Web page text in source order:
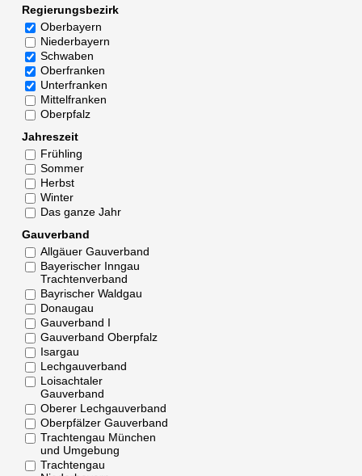
Regierungsbezirk
Oberbayern
Niederbayern
Schwaben
Oberfranken
Unterfranken
Mittelfranken
Oberpfalz
Jahreszeit
Frühling
Sommer
Herbst
Winter
Das ganze Jahr
Gauverband
Allgäuer Gauverband
Bayerischer Inngau
Trachtenverband
Bayrischer Waldgau
Donaugau
Gauverband I
Gauverband Oberpfalz
Isargau
Lechgauverband
Loisachtaler
Gauverband
Oberer Lechgauverband
Oberpfälzer Gauverband
Trachtengau München
und Umgebung
Trachtengau